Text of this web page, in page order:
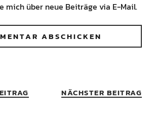
mich über neue Beiträge via E-Mail.
NÄCHSTER BEITRAG